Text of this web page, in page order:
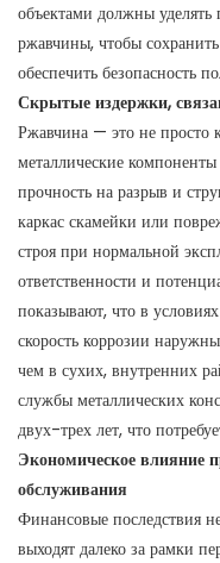
объектами должны
ржавчины, чтобы
обеспечить безопасность
Скрытые издержки,
Ржавчина — это не просто
металлические
прочность на разрыв и
каркас скамейки или
строя при нормальной
ответственности и
показывают, что в
скорость коррозии
чем в сухих, внутренних
службы металлических
двух-трех лет, что
Экономическое влияние
обслуживания
Финансовые последствия
выходят далеко за рамки